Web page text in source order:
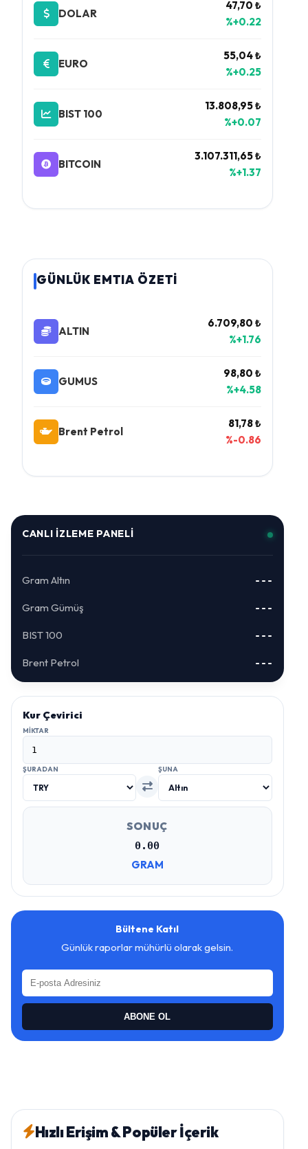
DOLAR
47,70 ₺
%+0.22
EURO
55,04 ₺
%+0.25
BIST 100
13.808,95 ₺
%+0.07
BITCOIN
3.107.311,65 ₺
%+1.37
GÜNLÜK EMTIA ÖZETİ
ALTIN
6.709,80 ₺
%+1.76
GUMUS
98,80 ₺
%+4.58
Brent Petrol
81,78 ₺
%-0.86
CANLI İZLEME PANELI
Gram Altın ---
Gram Gümüş ---
BIST 100 ---
Brent Petrol ---
Kur Çevirici
MIKTAR
ŞURADAN ŞUNA
SONUÇ
0.00
GRAM
Bültene Katıl
Günlük raporlar mühürlü olarak gelsin.
ABONE OL
Hızlı Erişim & Popüler İçerik